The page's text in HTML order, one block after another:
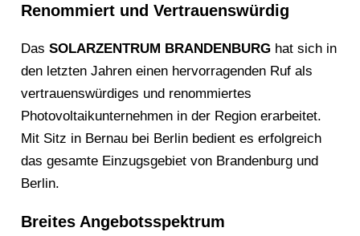
Renommiert und Vertrauenswürdig
DasSOLARZENTRUM BRANDENBURG hat sich in
den letzten Jahren einen hervorragenden Ruf als
vertrauenswürdiges und renommiertes
Photovoltaikunternehmen in der Region erarbeitet.
Mit Sitz in Bernau bei Berlin bedient es erfolgreich
das gesamte Einzugsgebiet von Brandenburg und
Berlin.
Breites Angebotsspektrum